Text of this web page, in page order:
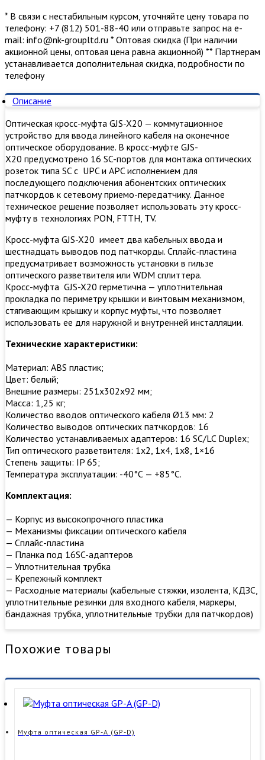
* В связи с нестабильным курсом, уточняйте цену товара по
телефону: +7 (812) 501-88-40 или отправьте запрос на е-
mail: info@nk-groupltd.ru * Оптовая скидка (При наличии
акционной цены, оптовая цена равна акционной) ** Партнерам
устанавливается дополнительная скидка, подробности по
телефону
Описание
Оптическая кросс-муфта GJS-X20 — коммутационное
устройство для ввода линейного кабеля на оконечное
оптическое оборудование. В кросс-муфте GJS-
X20 предусмотрено 16 SC-портов для монтажа оптических
розеток типа SC c UPC и APC исполнением для
последующего подключения абонентских оптических
патчкордов к сетевому приемо-передатчику. Данное
техническое решение позволяет использовать эту кросс-
муфту в технологиях PON, FTTH, TV.
Кросс-муфта GJS-X20 имеет два кабельных ввода и
шестнадцать выводов под патчкорды. Сплайс-пластина
предусматривает возможность установки в гильзе
оптического разветвителя или WDM сплиттера.
Кросс-муфта GJS-X20 герметична — уплотнительная
прокладка по периметру крышки и винтовым механизмом,
стягивающим крышку и корпус муфты, что позволяет
использовать ее для наружной и внутренней инсталляции.
Технические характеристики:
Материал: ABS пластик;
Цвет: белый;
Внешние размеры: 251x302x92 мм;
Масса: 1,25 кг;
Количество вводов оптического кабеля Ø13 мм: 2
Количество выводов оптических патчкордов: 16
Количество устанавливаемых адаптеров: 16 SC/LC Duplex;
Тип оптического разветвителя: 1х2, 1х4, 1х8, 1×16
Степень защиты: IP 65;
Температура эксплуатации: -40°С — +85°С.
Комплектация:
— Корпус из высокопрочного пластика
— Механизмы фиксации оптического кабеля
— Сплайс-пластина
— Планка под 16SC-адаптеров
— Уплотнительная трубка
— Крепежный комплект
— Расходные материалы (кабельные стяжки, изолента, КДЗС,
уплотнительные резинки для входного кабеля, маркеры,
бандажная трубка, уплотнительные трубки для патчкордов)
Похожие товары
Муфта оптическая GP-A (GP-D)